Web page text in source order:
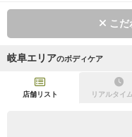
初回割引あり
こだ
岐阜エリアのボディケア
店舗リスト リアルタイ